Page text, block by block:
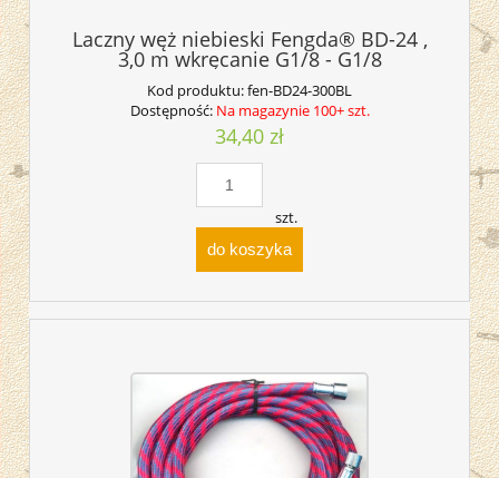
Laczny węż niebieski Fengda® BD-24 ,
3,0 m wkręcanie G1/8 - G1/8
Kod produktu:fen-BD24-300BL
Dostępność: Na magazynie 100+ szt.
34,40 zł
szt.
do koszyka